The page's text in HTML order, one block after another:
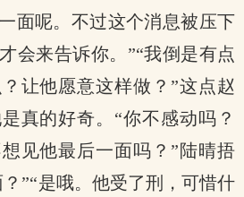
面呢。不过这个消息被压下
会来告诉你。”“我倒是有点
让他愿意这样做？”这点赵
真的好奇。“你不感动吗？
见他最后一面吗？”陆晴捂
”“是哦。他受了刑，可惜什